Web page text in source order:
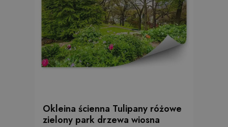
Okleina ścienna Tulipany różowe
zielony park drzewa wiosna